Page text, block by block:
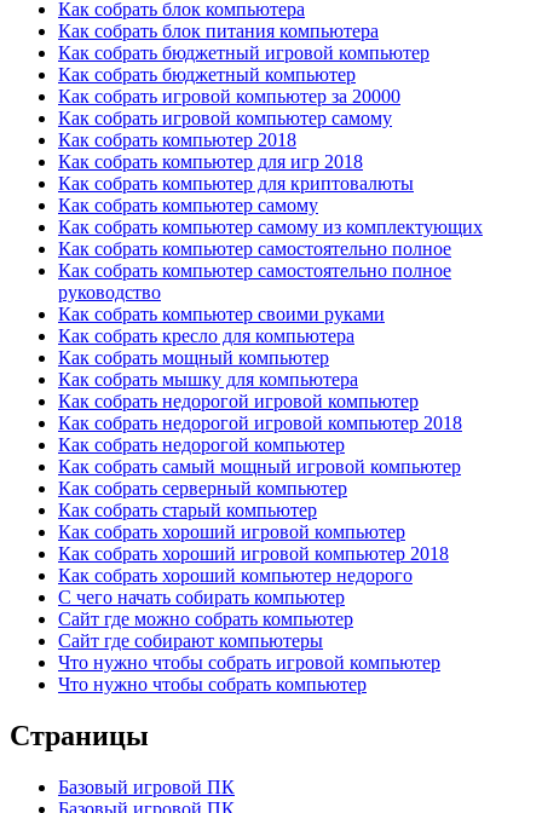
Как собрать блок компьютера
Как собрать блок питания компьютера
Как собрать бюджетный игровой компьютер
Как собрать бюджетный компьютер
Как собрать игровой компьютер за 20000
Как собрать игровой компьютер самому
Как собрать компьютер 2018
Как собрать компьютер для игр 2018
Как собрать компьютер для криптовалюты
Как собрать компьютер самому
Как собрать компьютер самому из комплектующих
Как собрать компьютер самостоятельно полное
Как собрать компьютер самостоятельно полное
руководство
Как собрать компьютер своими руками
Как собрать кресло для компьютера
Как собрать мощный компьютер
Как собрать мышку для компьютера
Как собрать недорогой игровой компьютер
Как собрать недорогой игровой компьютер 2018
Как собрать недорогой компьютер
Как собрать самый мощный игровой компьютер
Как собрать серверный компьютер
Как собрать старый компьютер
Как собрать хороший игровой компьютер
Как собрать хороший игровой компьютер 2018
Как собрать хороший компьютер недорого
С чего начать собирать компьютер
Сайт где можно собрать компьютер
Сайт где собирают компьютеры
Что нужно чтобы собрать игровой компьютер
Что нужно чтобы собрать компьютер
Страницы
Базовый игровой ПК
Базовый игровой ПК